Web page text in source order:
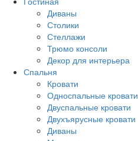
Диваны
Столики
Стеллажи
Трюмо консоли
Декор для интерьера
Спальня
Кровати
Односпальные кровати
Двуспальные кровати
Двухъярусные кровати
Диваны